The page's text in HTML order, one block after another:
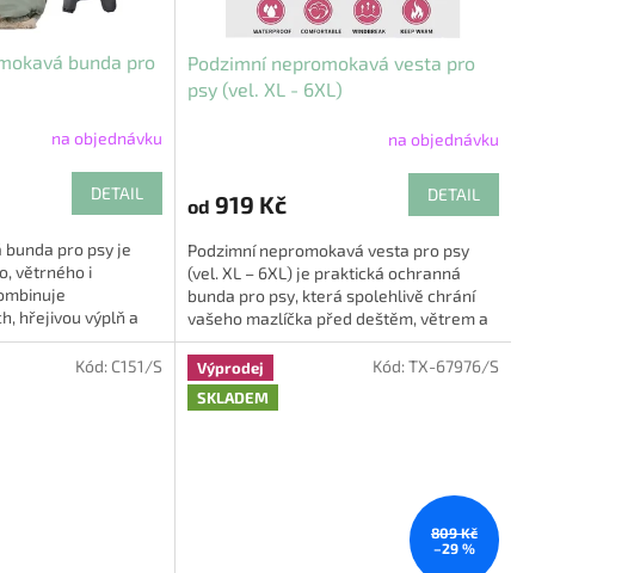
bunda pro
na objednávku
DETAIL
pro psy je
větrného i
hřejivou výplň a
váš čtyřnohý
Podzimní nepromokavá vesta pro
psy (vel. XL - 6XL)
je
z
5
hvězdiček.
na objednávku
od 919 Kč DETAIL
Podzimní nepromokavá vesta pro psy
(vel. XL – 6XL) je praktická ochranná
bunda pro psy, která spolehlivě chrání
vašeho mazlíčka před deštěm, větrem a
chladným počasím 🍂🐕. Díky...
Kód: C151/S
Výprodej
SKLADEM
809 Kč
–29 %
Kód:TX-67976/S